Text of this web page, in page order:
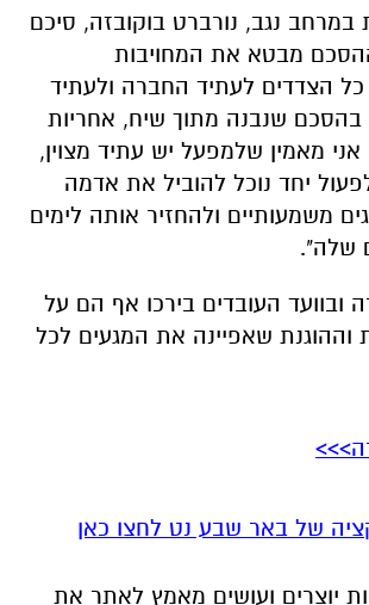
אני מאמין שלמפעל יש עתיד מצוין,
יחד נוכל להוביל את אדמה
משמעותיים ולהחזיר אותה לימים
שלה".
העובדים בירכו אף הם על
וההוגנת שאפיינה את המגעים לכל
שיש לכם זכויות בו, אתם רשאים